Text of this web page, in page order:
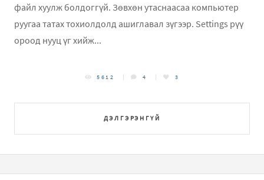
файл хуулж болдоггүй. Зөвхөн утаснаасаа компьютер
руугаа татах тохиолдолд ашиглавал зүгээр. Settings рүү
ороод нууц үг хийж...
ДЭЛГЭРЭНГҮЙ
5612 4 3